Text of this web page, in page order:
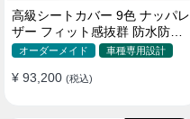
高級シートカバー 9色 ナッパレ
ザー フィット感抜群 防水防汚
オーダーメイド 全席セット
オーダーメイド 車種専用設計
¥ 93,200 (税込)